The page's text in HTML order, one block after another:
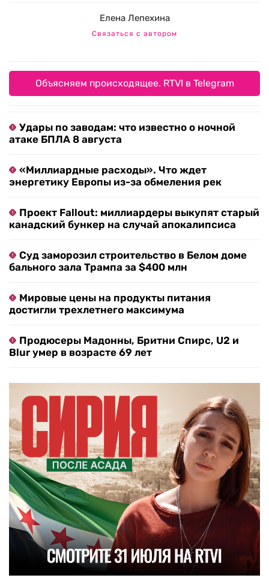
Елена Лепехина
Связаться с автором
Объясняем происходящее. RTVI в Telegram
Удары по заводам: что известно о ночной
атаке БПЛА 8 августа
«Миллиардные расходы». Что ждет
энергетику Европы из-за обмеления рек
Проект Fallout: миллиардеры выкупят старый
канадский бункер на случай апокалипсиса
Суд заморозил строительство в Белом доме
бального зала Трампа за $400 млн
Мировые цены на продукты питания
достигли трехлетнего максимума
Продюсеры Мадонны, Бритни Спирс, U2 и
Blur умер в возрасте 69 лет